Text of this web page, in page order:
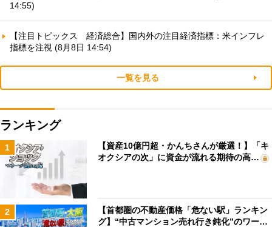
14:55)
【注目トピックス 経済総合】国内外の注目経済指標：米インフレ
指標を注視 (8月8日 14:54)
一覧を見る
ランキング
1
【資産10億円超・かんちさんが厳選！】「キ
オクシアの次」に資金が流れる期待の高…
2
【首都圏の不動産価格「危ない駅」ランキン
グ】“中古マンション売れ行き鈍化”のワー…